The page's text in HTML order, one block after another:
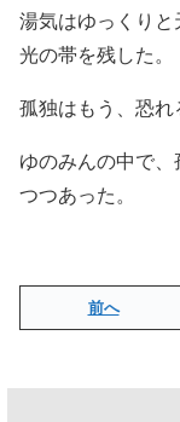
湯気はゆっくり
光の帯を残した。
孤独はもう、恐れ
ゆのみんの中で
つつあった。
前へ